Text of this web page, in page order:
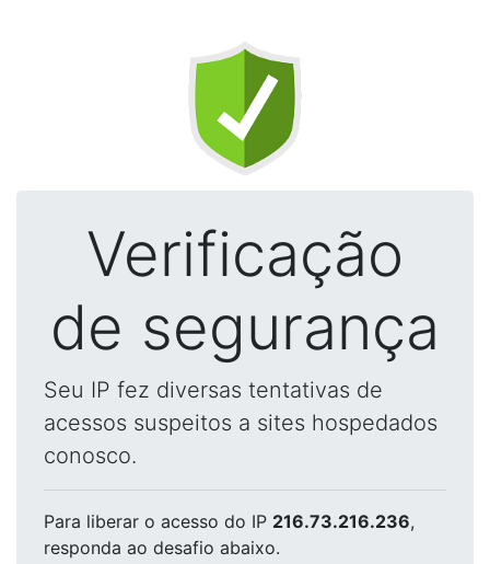
Verificação
de segurança
Seu IP fez diversas tentativas de
acessos suspeitos a sites hospedados
conosco.
Para liberar o acesso do IP 216.73.216.236,
responda ao desafio abaixo.